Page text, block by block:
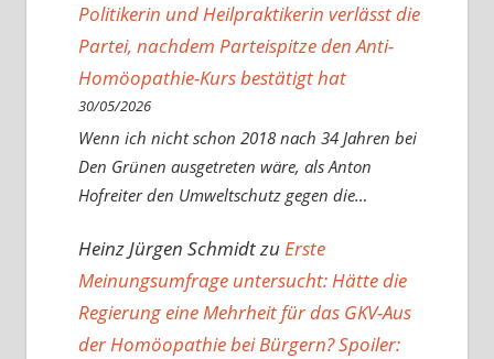
Politikerin und Heilpraktikerin verlässt die
Partei, nachdem Parteispitze den Anti-
Homöopathie-Kurs bestätigt hat
30/05/2026
Wenn ich nicht schon 2018 nach 34 Jahren bei
Den Grünen ausgetreten wäre, als Anton
Hofreiter den Umweltschutz gegen die…
Heinz Jürgen SchmidtzuErste
Meinungsumfrage untersucht: Hätte die
Regierung eine Mehrheit für das GKV-Aus
der Homöopathie bei Bürgern? Spoiler: